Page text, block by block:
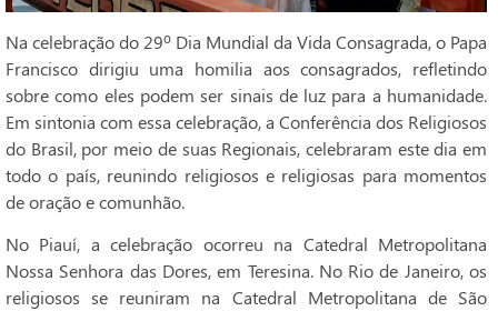
Na celebração do 29º Dia Mundial da Vida Consagrada, o Papa
Francisco dirigiu uma homilia aos consagrados, refletindo
sobre como eles podem ser sinais de luz para a humanidade.
Em sintonia com essa celebração, a Conferência dos Religiosos
do Brasil, por meio de suas Regionais, celebraram este dia em
todo o país, reunindo religiosos e religiosas para momentos
de oração e comunhão.
No Piauí, a celebração ocorreu na Catedral Metropolitana
Nossa Senhora das Dores, em Teresina. No Rio de Janeiro, os
religiosos se reuniram na Catedral Metropolitana de São